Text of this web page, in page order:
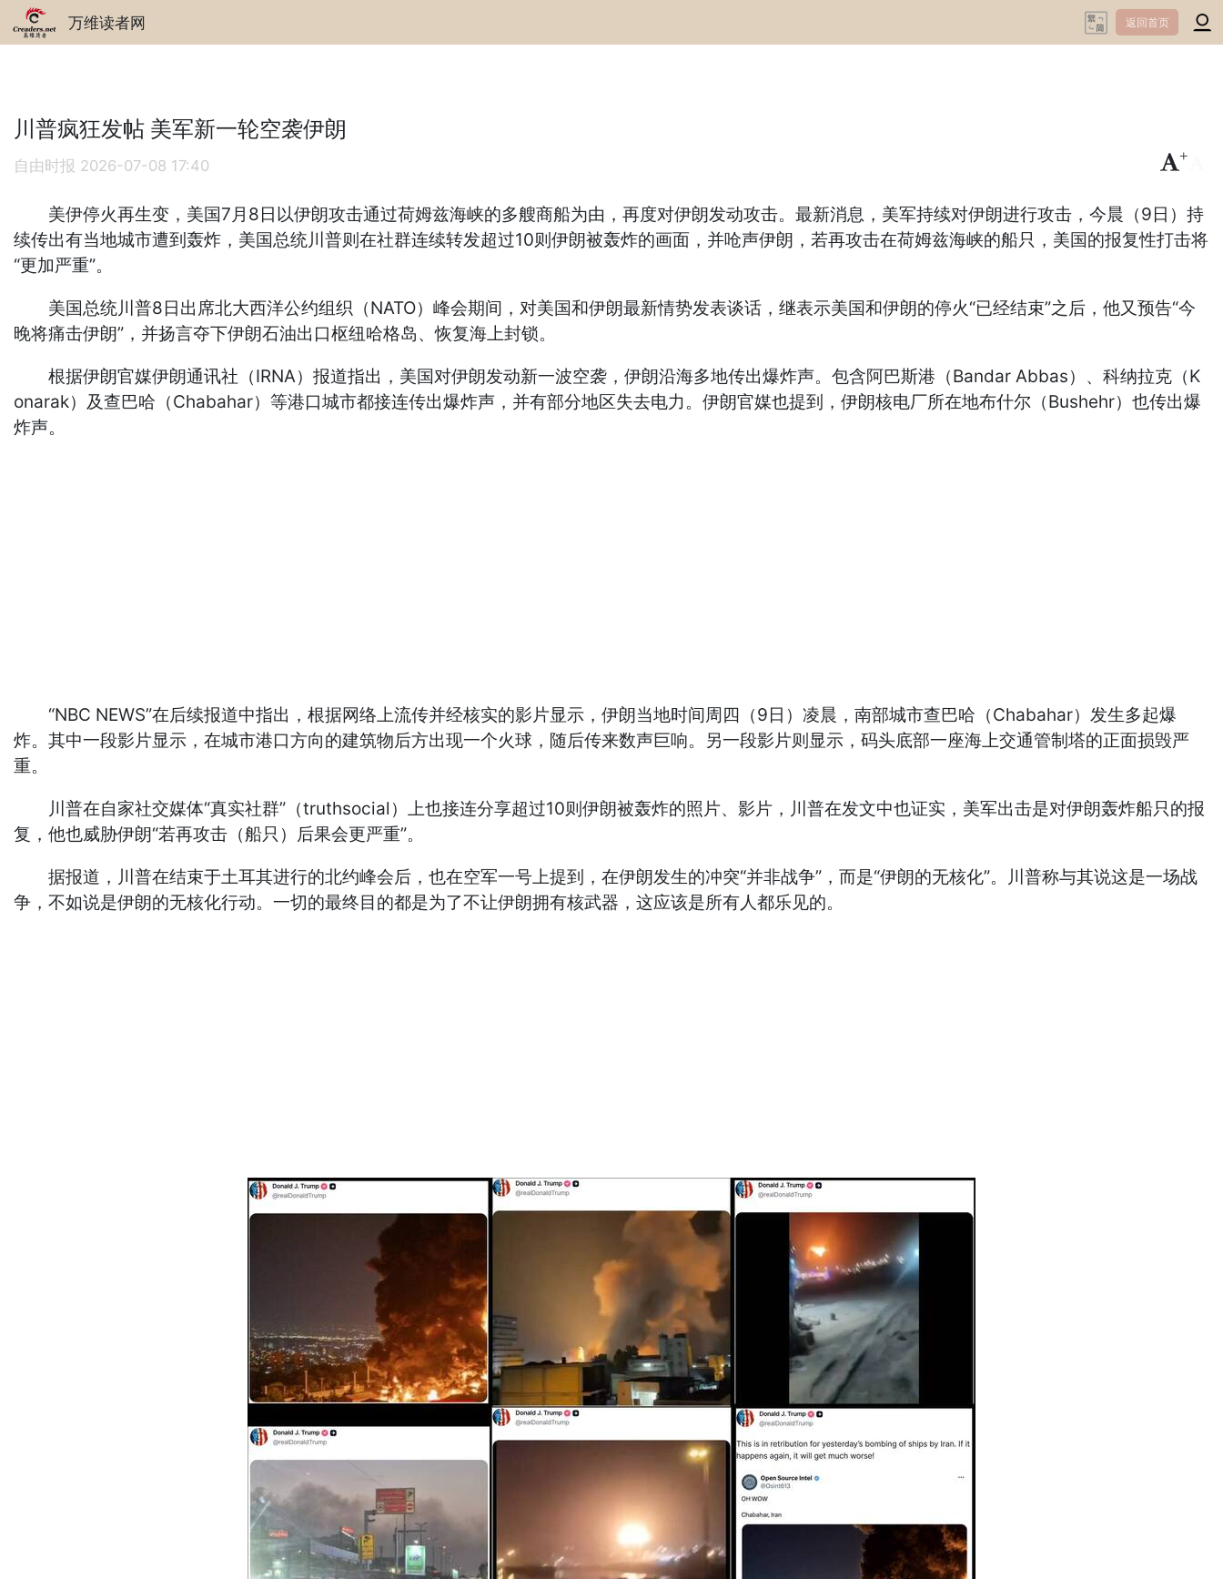
万维读者网 返回首页
川普疯狂发帖 美军新一轮空袭伊朗
自由时报 2026-07-08 17:40
+
美伊停火再生变，美国7月8日以伊朗攻击通过荷姆兹海峡的多艘商船为由，再度对伊朗发动攻击。最新消息，美军持续对伊朗进行攻击，今晨（9日）持
续传出有当地城市遭到轰炸，美国总统川普则在社群连续转发超过10则伊朗被轰炸的画面，并呛声伊朗，若再攻击在荷姆兹海峡的船只，美国的报复性打击将
“更加严重”。
美国总统川普8日出席北大西洋公约组织（NATO）峰会期间，对美国和伊朗最新情势发表谈话，继表示美国和伊朗的停火“已经结束”之后，他又预告“今
晚将痛击伊朗”，并扬言夺下伊朗石油出口枢纽哈格岛、恢复海上封锁。
根据伊朗官媒伊朗通讯社（IRNA）报道指出，美国对伊朗发动新一波空袭，伊朗沿海多地传出爆炸声。包含阿巴斯港（Bandar Abbas）、科纳拉克（K
onarak）及查巴哈（Chabahar）等港口城市都接连传出爆炸声，并有部分地区失去电力。伊朗官媒也提到，伊朗核电厂所在地布什尔（Bushehr）也传出爆
炸声。
“NBC NEWS”在后续报道中指出，根据网络上流传并经核实的影片显示，伊朗当地时间周四（9日）凌晨，南部城市查巴哈（Chabahar）发生多起爆
炸。其中一段影片显示，在城市港口方向的建筑物后方出现一个火球，随后传来数声巨响。另一段影片则显示，码头底部一座海上交通管制塔的正面损毁严
重。
川普在自家社交媒体“真实社群”（truthsocial）上也接连分享超过10则伊朗被轰炸的照片、影片，川普在发文中也证实，美军出击是对伊朗轰炸船只的报
复，他也威胁伊朗“若再攻击（船只）后果会更严重”。
据报道，川普在结束于土耳其进行的北约峰会后，也在空军一号上提到，在伊朗发生的冲突“并非战争”，而是“伊朗的无核化”。川普称与其说这是一场战
争，不如说是伊朗的无核化行动。一切的最终目的都是为了不让伊朗拥有核武器，这应该是所有人都乐见的。